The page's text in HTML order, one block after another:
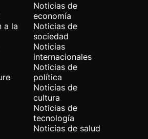
a la
Noticias de
economía
Noticias de
sociedad
Noticias
internacionales
Noticias de
política
Noticias de
cultura
Noticias de
tecnología
Noticias de salud